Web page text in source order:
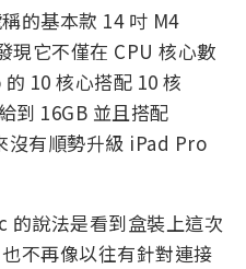
的基本款 14 吋 M4
現它不僅在 CPU 核心數
10 核心搭配 10 核
到 16GB 並且搭配
沒有順勢升級 iPad Pro
的說法是看到盒裝上這次
不再像以往有針對連接